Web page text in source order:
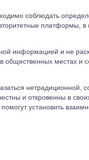
соблюдать
платформы, в
информацией и не
общественных местах и
и откровенны в
установить